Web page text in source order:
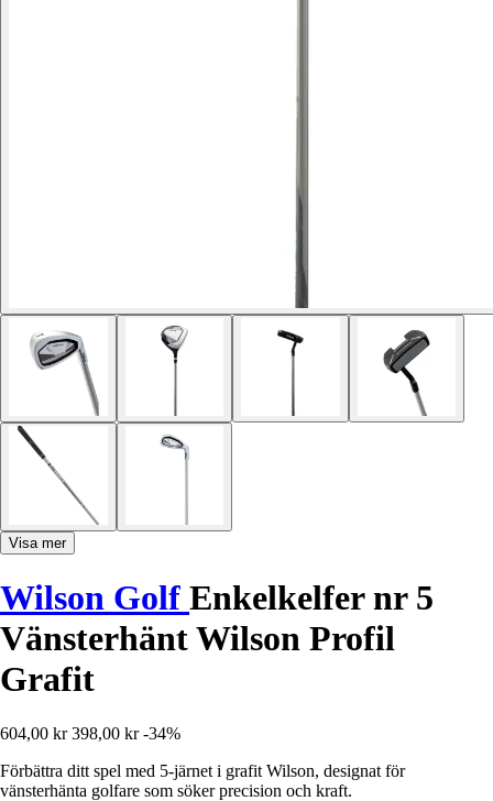
Visa mer
Wilson Golf Enkelkelfer nr 5
Vänsterhänt Wilson Profil
Grafit
604,00 kr 398,00 kr -34%
Förbättra ditt spel med 5-järnet i grafit Wilson, designat för
vänsterhänta golfare som söker precision och kraft.